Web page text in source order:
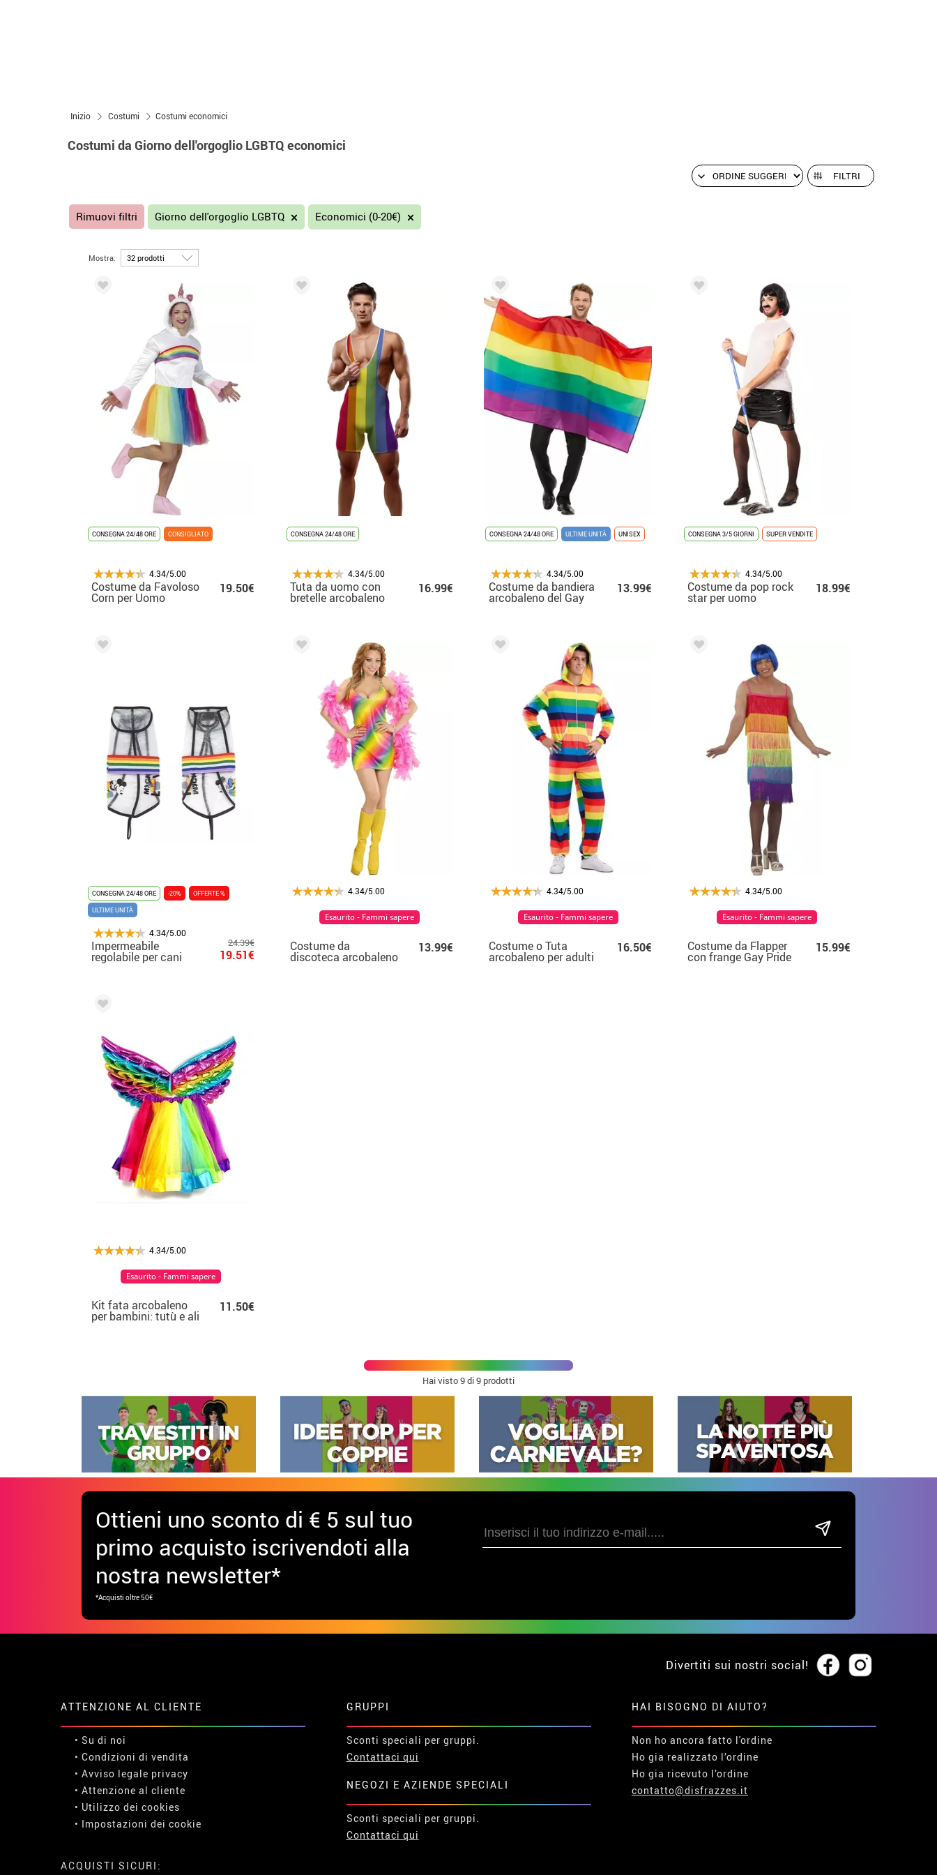
Inizio Costumi Costumi economici
Costumi da Giorno dell'orgoglio LGBTQ economici
FILTRI
Rimuovi filtri Giorno dell'orgoglio LGBTQ Economici (0-20€)
Mostra:
CONSEGNA 24/48 ORE CONSIGLIATO
4.34/5.00
Costume da Favoloso
Corn per Uomo
19.50€
CONSEGNA 24/48 ORE
4.34/5.00
Tuta da uomo con
bretelle arcobaleno
16.99€
CONSEGNA 24/48 ORE ULTIME UNITÀ UNISEX
4.34/5.00
Costume da bandiera
arcobaleno del Gay
13.99€
CONSEGNA 3/5 GIORNI SUPER VENDITE
4.34/5.00
Costume da pop rock
star per uomo
18.99€
CONSEGNA 24/48 ORE -20%
OFFERTE %
ULTIME UNITÀ
4.34/5.00
Impermeabile
regolabile per cani
Disney Pride
24.39€
19.51€
4.34/5.00
Costume da
discoteca arcobaleno
13.99€
Esaurito - Fammi sapere
4.34/5.00
Costume o Tuta
arcobaleno per adulti
16.50€
Esaurito - Fammi sapere
4.34/5.00
Costume da Flapper
con frange Gay Pride
per Uomo
15.99€
Esaurito - Fammi sapere
4.34/5.00
Kit fata arcobaleno
per bambini: tutù e ali
11.50€
Esaurito - Fammi sapere
Hai visto9di 9 prodotti
Ottieni uno sconto di € 5 sul tuo
primo acquisto iscrivendoti alla
nostra newsletter*
*Acquisti oltre 50€
Divertiti sui nostri social!
ATTENZIONE AL CLIENTE
• Su di noi
• Condizioni di vendita
• Avviso legale privacy
• Attenzione al cliente
• Utilizzo dei cookies
• Impostazioni dei cookie
GRUPPI
Sconti speciali per gruppi.
Contattaci qui
NEGOZI E AZIENDE SPECIALI
Sconti speciali per gruppi.
Contattaci qui
HAI BISOGNO DI AIUTO?
Non ho ancora fatto l'ordine
Ho gia realizzato l’ordine
Ho gia ricevuto l’ordine
contatto@disfrazzes.it
ACQUISTI SICURI: